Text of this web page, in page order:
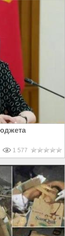
1 577